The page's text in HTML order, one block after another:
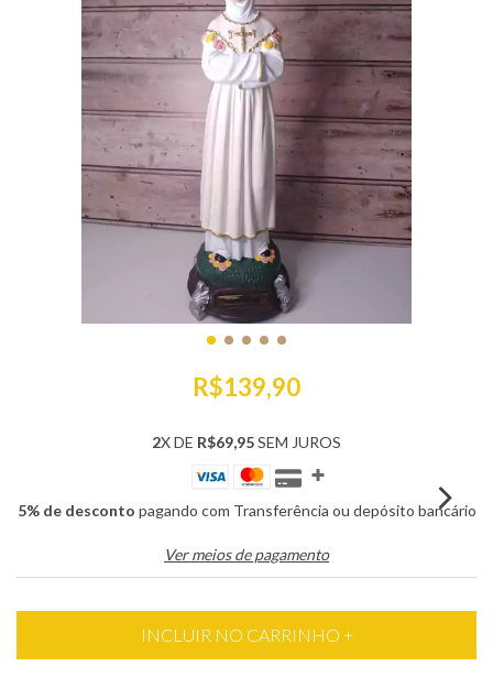
R$139,90
2X DE R$69,95SEM JUROS
5% de desconto pagando com Transferência ou depósito bancário
Ver meios de pagamento